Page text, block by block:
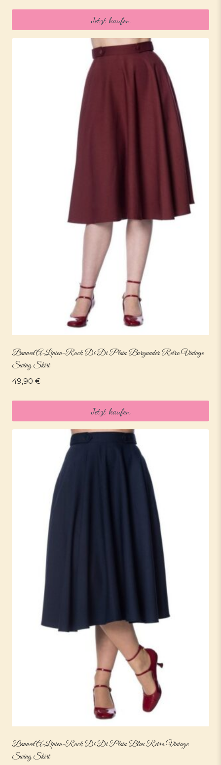
Jetzt kaufen
Banned A-Linien-Rock Di Di Plain Burgunder Retro Vintage
Swing Skirt
49,90 €
Jetzt kaufen
Banned A-Linien-Rock Di Di Plain Blau Retro Vintage
Swing Skirt